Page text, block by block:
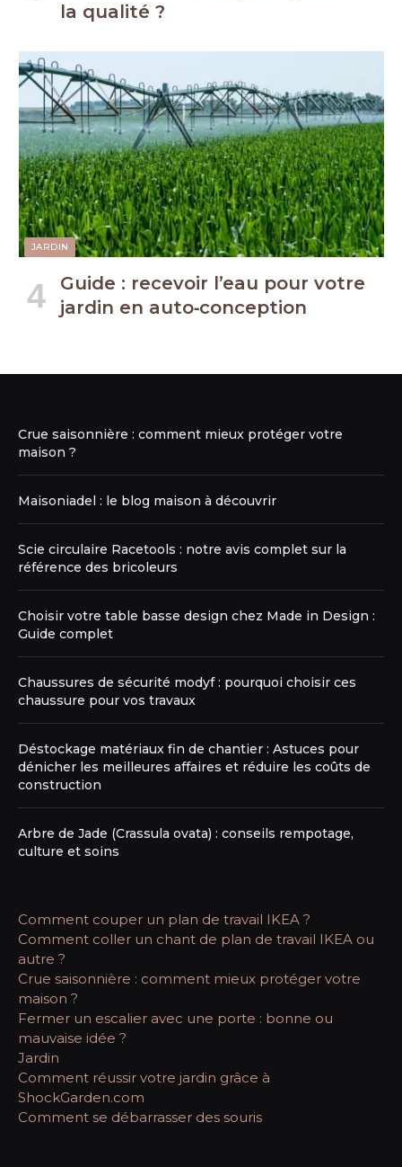
la qualité ?
JARDIN
Guide : recevoir l’eau pour votre
jardin en auto‑conception
Crue saisonnière : comment mieux protéger votre
maison ?
Maisoniadel : le blog maison à découvrir
Scie circulaire Racetools : notre avis complet sur la
référence des bricoleurs
Choisir votre table basse design chez Made in Design :
Guide complet
Chaussures de sécurité modyf : pourquoi choisir ces
chaussure pour vos travaux
Déstockage matériaux fin de chantier : Astuces pour
dénicher les meilleures affaires et réduire les coûts de
construction
Arbre de Jade (Crassula ovata) : conseils rempotage,
culture et soins
Comment couper un plan de travail IKEA ?
Comment coller un chant de plan de travail IKEA ou
autre ?
Crue saisonnière : comment mieux protéger votre
maison ?
Fermer un escalier avec une porte : bonne ou
mauvaise idée ?
Jardin
Comment réussir votre jardin grâce à
ShockGarden.com
Comment se débarrasser des souris